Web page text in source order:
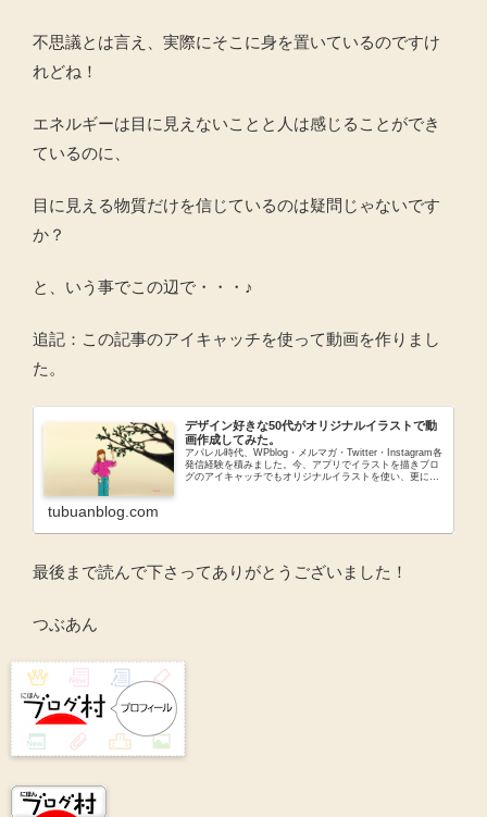
不思議とは言え、実際にそこに身を置いているのですけ
れどね！
エネルギーは目に見えないことと人は感じることができ
ているのに、
目に見える物質だけを信じているのは疑問じゃないです
か？
と、いう事でこの辺で・・・♪
追記：この記事のアイキャッチを使って動画を作りまし
た。
デザイン好きな50代がオリジナルイラストで動
画作成してみた。
アパレル時代、WPblog・メルマガ・Twitter・Instagram各
発信経験を積みました。今、アプリでイラストを描きブロ
グのアイキャッチでもオリジナルイラストを使い、更に動
tubuanblog.com
最後まで読んで下さってありがとうございました！
つぶあん